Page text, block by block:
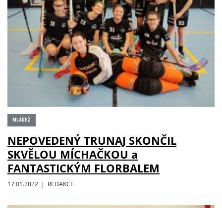
MLÁDEŽ
NEPOVEDENÝ TRUNAJ SKONČIL
SKVĚLOU MÍCHAČKOU a
FANTASTICKÝM FLORBALEM
17.01.2022 | REDAKCE